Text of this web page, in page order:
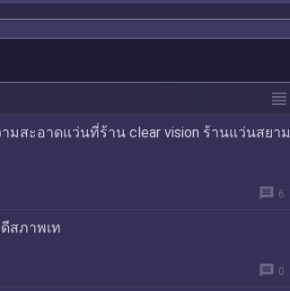

มสะอาดแว่นที่ร้าน clear vision ร้านแว่นสยาม
message 6
สภาพเท
message 0